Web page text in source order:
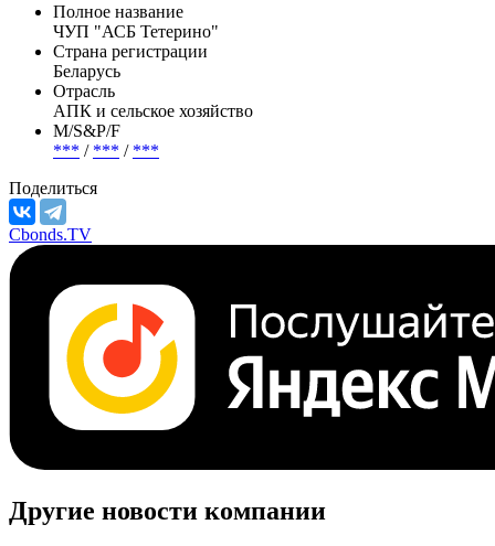
Полное название
ЧУП "АСБ Тетерино"
Страна регистрации
Беларусь
Отрасль
АПК и сельское хозяйство
М/S&P/F
*** / *** / ***
Поделиться
Cbonds.TV
Другие новости компании